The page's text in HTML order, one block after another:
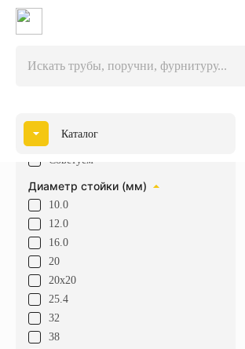
Каталог
Популярные товары
Советуем
Диаметр стойки (мм)
10.0
12.0
16.0
20
20х20
25.4
32
38